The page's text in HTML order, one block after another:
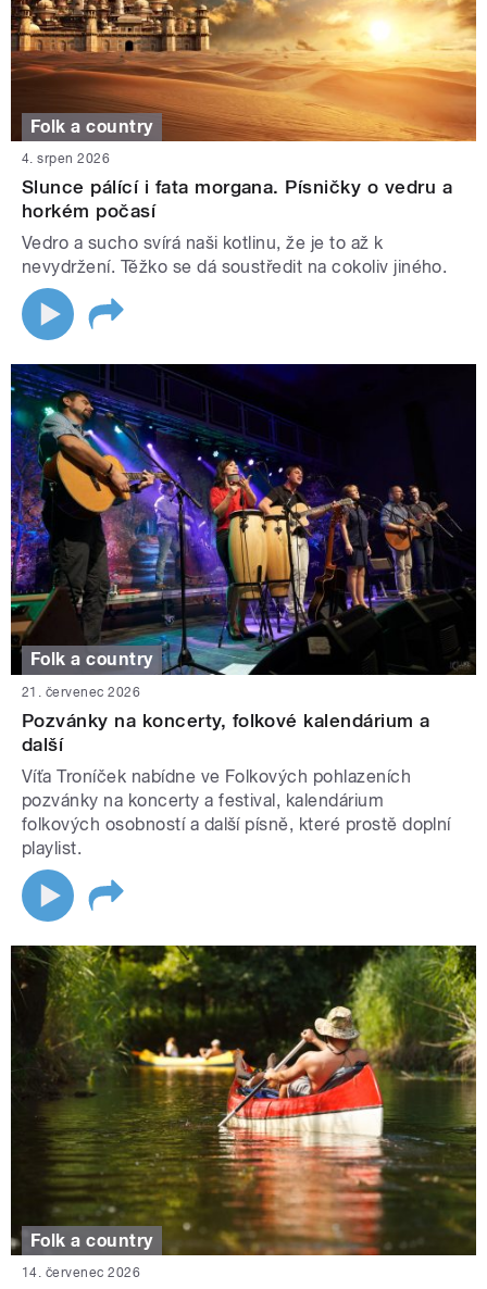
Folk a country
4. srpen 2026
Slunce pálící i fata morgana. Písničky o vedru a
horkém počasí
Vedro a sucho svírá naši kotlinu, že je to až k
nevydržení. Těžko se dá soustředit na cokoliv jiného.
Folk a country
21. červenec 2026
Pozvánky na koncerty, folkové kalendárium a
další
Víťa Troníček nabídne ve Folkových pohlazeních
pozvánky na koncerty a festival, kalendárium
folkových osobností a další písně, které prostě doplní
playlist.
Folk a country
14. červenec 2026